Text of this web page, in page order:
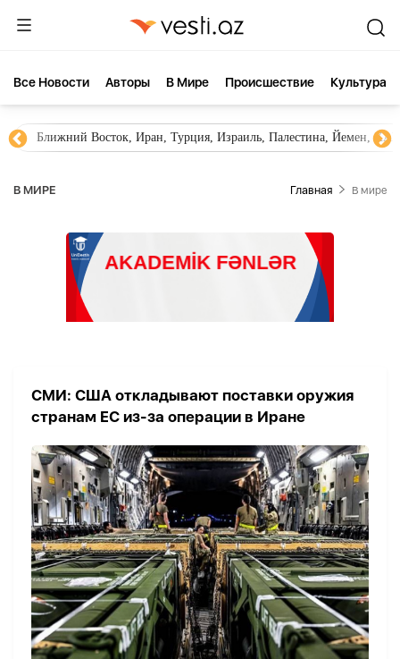
Все Новости Aвторы В Мире Происшествие Культура
Ближний Восток, Иран, Турция, Израиль, Палестина, Йемен,
В МИРЕ Главная В мире
СМИ: США откладывают поставки оружия
странам ЕС из-за операции в Иране